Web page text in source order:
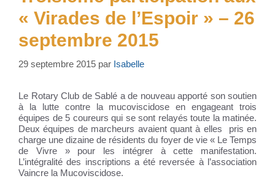
« Virades de l’Espoir » – 26
septembre 2015
29 septembre 2015 par Isabelle
Le Rotary Club de Sablé a de nouveau apporté son soutien
à la lutte contre la mucoviscidose en engageant trois
équipes de 5 coureurs qui se sont relayés toute la matinée.
Deux équipes de marcheurs avaient quant à elles pris en
charge une dizaine de résidents du foyer de vie « Le Temps
de Vivre » pour les intégrer à cette manifestation.
L’intégralité des inscriptions a été reversée à l’association
Vaincre la Mucoviscidose.